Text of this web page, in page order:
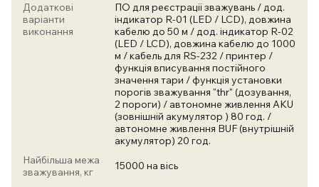
Додаткові
варіанти
виконання
ПО для реєстрації зважувань / дод.
індикатор R-01 (LED / LCD), довжина
кабелю до 50 м / дод. індикатор R-02
(LED / LCD), довжина кабелю до 1000
м / кабель для RS-232 / принтер /
функція вписування постійного
значення тари / функція установки
порогів зважування "thr" (дозування,
2 пороги) / автономне живлення AKU
(зовнішній акумулятор ) 80 год. /
автономне живлення BUF (внутрішній
акумулятор) 20 год.
Найбільша межа
зважування, кг
15000 на вісь